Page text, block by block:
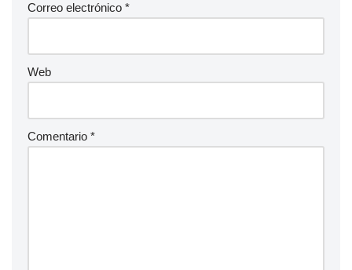
Correo electrónico *
Web
Comentario *